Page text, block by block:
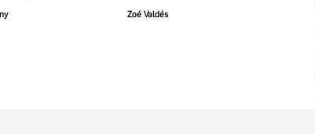
Zoé Valdés